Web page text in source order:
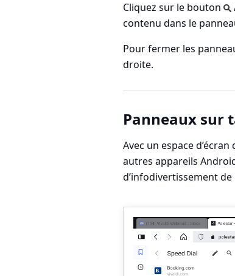
Cliquez sur le bouton
contenu dans le
Pour fermer les
droite.
Panneaux sur
Avec un espace
autres appareils
d’infodivertissement